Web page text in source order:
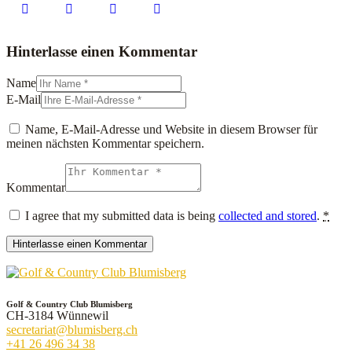
Hinterlasse einen Kommentar
Name
E-Mail
Name, E-Mail-Adresse und Website in diesem Browser für
meinen nächsten Kommentar speichern.
Kommentar
I agree that my submitted data is being collected and stored. *
Golf & Country Club Blumisberg
CH-3184 Wünnewil
secretariat@blumisberg.ch
+41 26 496 34 38